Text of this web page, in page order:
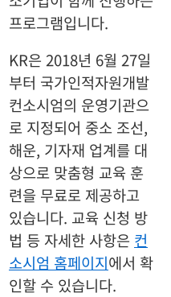
프로그램입니다.
KR은 2018년 6월 27일
부터 국가인적자원개발
컨소시엄의 운영기관으
로 지정되어 중소 조선,
해운, 기자재 업계를 대
상으로 맞춤형 교육 훈
련을 무료로 제공하고
있습니다. 교육 신청 방
법 등 자세한 사항은 컨
소시엄 홈페이지에서 확
인할 수 있습니다.